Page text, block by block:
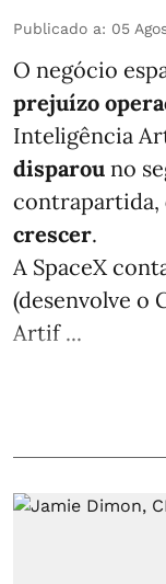
Publicado a: 05
O negócio
prejuízo
Inteligência
disparou no
contrapartida,
crescer.
A SpaceX
(desenvolve o
Artif ...